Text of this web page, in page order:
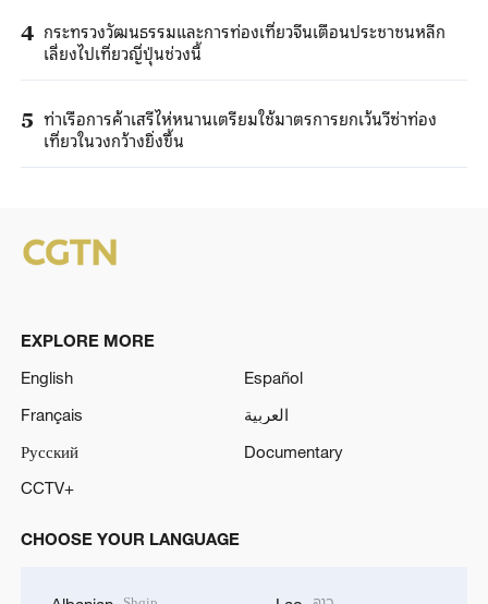
4 กระทรวงวัฒนธรรมและการท่องเที่ยวจีนเตือนประชาชนหลีก
เลี่ยงไปเที่ยวญี่ปุ่นช่วงนี้
5 ท่าเรือการค้าเสรีไห่หนานเตรียมใช้มาตรการยกเว้นวีซ่าท่อง
เที่ยวในวงกว้างยิ่งขึ้น
EXPLORE MORE
English
Español
Français
العربية
Русский
Documentary
CCTV+
CHOOSE YOUR LANGUAGE